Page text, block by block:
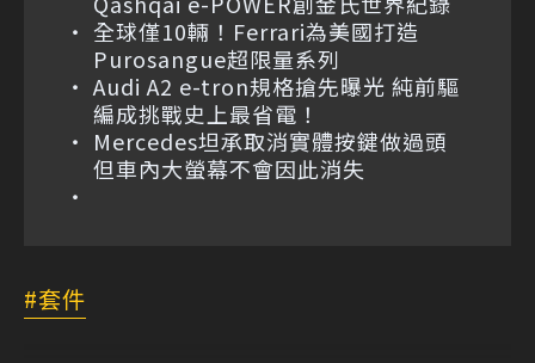
全球僅10輛！Ferrari為美國打造
Purosangue超限量系列
Audi A2 e-tron規格搶先曝光 純前驅
編成挑戰史上最省電！
Mercedes坦承取消實體按鍵做過頭
但車內大螢幕不會因此消失
套件